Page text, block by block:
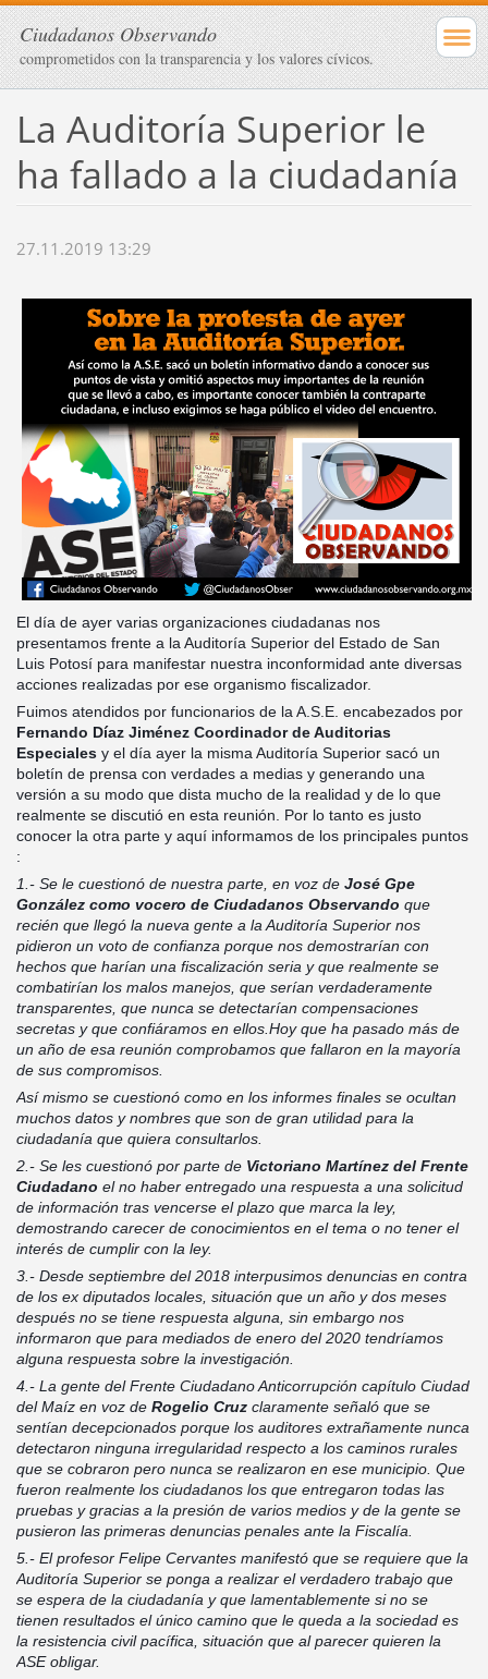
Ciudadanos Observando
comprometidos con la transparencia y los valores cívicos.
La Auditoría Superior le
ha fallado a la ciudadanía
27.11.2019 13:29
El día de ayer varias organizaciones ciudadanas nos
presentamos frente a la Auditoría Superior del Estado de San
Luis Potosí para manifestar nuestra inconformidad ante diversas
acciones realizadas por ese organismo fiscalizador.
Fuimos atendidos por funcionarios de la A.S.E. encabezados por
Fernando Díaz Jiménez Coordinador de Auditorias
Especialesy el día ayer la misma Auditoría Superior sacó un
boletín de prensa con verdades a medias y generando una
versión a su modo que dista mucho de la realidad y de lo que
realmente se discutió en esta reunión. Por lo tanto es justo
conocer la otra parte y aquí informamos de los principales puntos
:
1.- Se le cuestionó de nuestra parte, en voz de José Gpe
González como vocero de Ciudadanos Observando que
recién que llegó la nueva gente a la Auditoría Superior nos
pidieron un voto de confianza porque nos demostrarían con
hechos que harían una fiscalización seria y que realmente se
combatirían los malos manejos, que serían verdaderamente
transparentes, que nunca se detectarían compensaciones
secretas y que confiáramos en ellos.Hoy que ha pasado más de
un año de esa reunión comprobamos que fallaron en la mayoría
de sus compromisos.
Así mismo se cuestionó como en los informes finales se ocultan
muchos datos y nombres que son de gran utilidad para la
ciudadanía que quiera consultarlos.
2.- Se les cuestionó por parte de Victoriano Martínez del Frente
Ciudadano el no haber entregado una respuesta a una solicitud
de información tras vencerse el plazo que marca la ley,
demostrando carecer de conocimientos en el tema o no tener el
interés de cumplir con la ley.
3.- Desde septiembre del 2018 interpusimos denuncias en contra
de los ex diputados locales, situación que un año y dos meses
después no se tiene respuesta alguna, sin embargo nos
informaron que para mediados de enero del 2020 tendríamos
alguna respuesta sobre la investigación.
4.- La gente del Frente Ciudadano Anticorrupción capítulo Ciudad
del Maíz en voz de Rogelio Cruz claramente señaló que se
sentían decepcionados porque los auditores extrañamente nunca
detectaron ninguna irregularidad respecto a los caminos rurales
que se cobraron pero nunca se realizaron en ese municipio. Que
fueron realmente los ciudadanos los que entregaron todas las
pruebas y gracias a la presión de varios medios y de la gente se
pusieron las primeras denuncias penales ante la Fiscalía.
5.- El profesor Felipe Cervantes manifestó que se requiere que la
Auditoría Superior se ponga a realizar el verdadero trabajo que
se espera de la ciudadanía y que lamentablemente si no se
tienen resultados el único camino que le queda a la sociedad es
la resistencia civil pacífica, situación que al parecer quieren la
ASE obligar.